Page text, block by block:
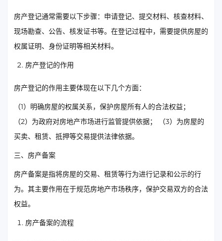
房产登记通常需要以下步骤：申请登记、提交材料、核查材料、
现场勘查、公告、核发证书等。在登记过程中，需要提供房屋的
权属证明、身份证明等相关材料。
房产登记的作用
房产登记的作用主要体现在以下几个方面：
（1）明确房屋的权属关系，保护房屋所有人的合法权益；
（2）为政府对房地产市场进行监管提供依据； （3）为房屋的
买卖、租赁、抵押等交易提供法律依据。
三、房产备案
房产备案是指将房屋的交易、租赁等行为进行记录和公示的行
为。其主要作用在于规范房地产市场秩序，保护交易双方的合法
权益。
房产备案的流程